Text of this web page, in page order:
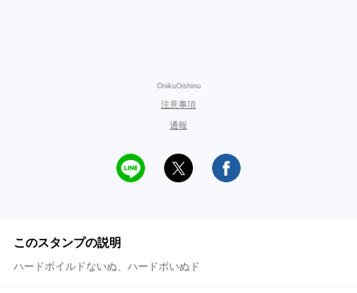
OnikuOishinu
注意事項
通報
このスタンプの説明
ハードボイルドないぬ、ハードボいぬド